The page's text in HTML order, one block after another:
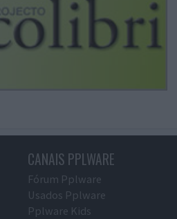
CANAIS PPLWARE
Fórum Pplware
Usados Pplware
Pplware Kids